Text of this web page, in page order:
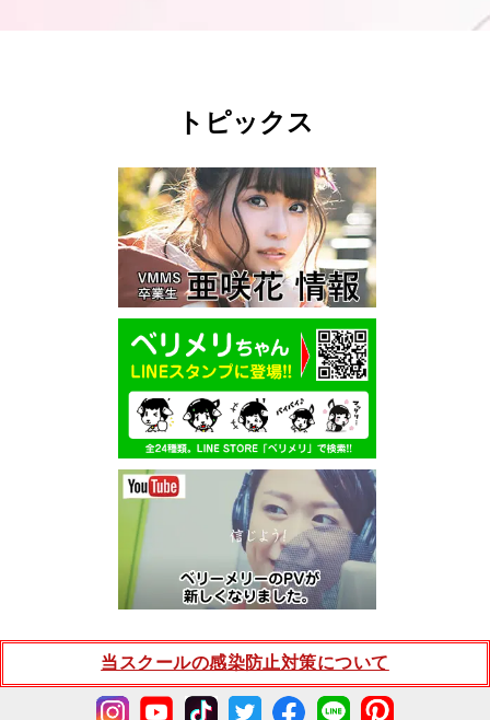
トピックス
当スクールの感染防止対策について